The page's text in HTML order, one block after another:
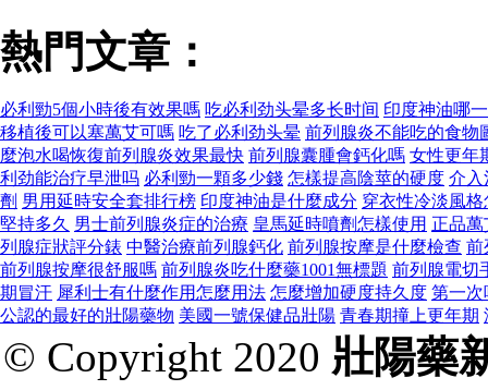
熱門文章：
必利勁5個小時後有效果嗎 吃必利劲头晕多长时间 印度神油哪
移植後可以塞萬艾可嗎 吃了必利劲头晕 前列腺炎不能吃的食物
麼泡水喝恢復前列腺炎效果最快 前列腺囊腫會鈣化嗎 女性更年
利劲能治疗早泄吗 必利勁一顆多少錢 怎樣提高陰莖的硬度 介入
劑 男用延時安全套排行榜 印度神油是什麼成分 穿衣性冷淡風
堅持多久 男士前列腺炎症的治療 皇馬延時噴劑怎樣使用 正品
列腺症狀評分錶 中醫治療前列腺鈣化 前列腺按摩是什麼檢查 前
前列腺按摩很舒服嗎 前列腺炎吃什麼藥1001無標題 前列腺電切
期冒汗 犀利士有什麼作用怎麼用法 怎麼增加硬度持久度 第一次
公認的最好的壯陽藥物 美國一號保健品壯陽 青春期撞上更年期
© Copyright 2020 壯陽藥